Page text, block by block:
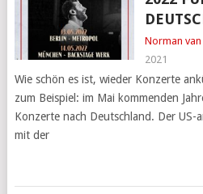
Norman
2021
Wie schön es ist, wieder Konzerte
zum Beispiel: im Mai kommenden
Konzerte nach Deutschland. Der US-
mit der